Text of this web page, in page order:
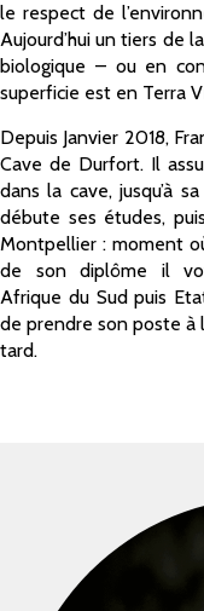
le respect de
Aujourd’hui un tiers de
biologique – ou en
superficie est en Terra
Depuis Janvier 2018,
Cave de Durfort. Il
dans la cave, jusqu’à
débute ses études,
Montpellier : moment
de son diplôme il
Afrique du Sud puis
de prendre son poste à
tard.